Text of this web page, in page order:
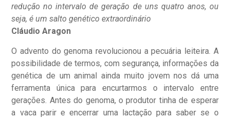
redução no intervalo de geração de uns quatro anos, ou
seja, é um salto genético extraordinário
Cláudio Aragon
O advento do genoma revolucionou a pecuária leiteira. A
possibilidade de termos, com segurança, informações da
genética de um animal ainda muito jovem nos dá uma
ferramenta única para encurtarmos o intervalo entre
gerações. Antes do genoma, o produtor tinha de esperar
a vaca parir e encerrar uma lactação para saber se o